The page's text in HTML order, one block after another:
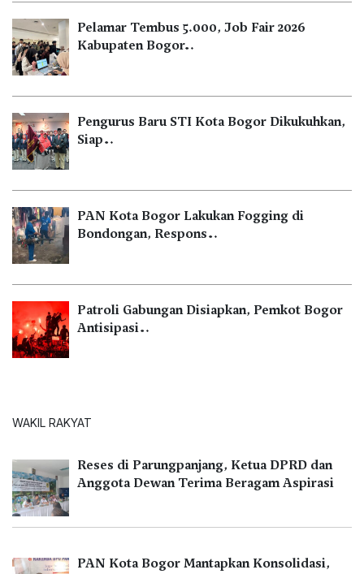
Pelamar Tembus 5.000, Job Fair 2026
Kabupaten Bogor…
Pengurus Baru STI Kota Bogor Dikukuhkan,
Siap…
PAN Kota Bogor Lakukan Fogging di
Bondongan, Respons…
Patroli Gabungan Disiapkan, Pemkot Bogor
Antisipasi…
WAKIL RAKYAT
Reses di Parungpanjang, Ketua DPRD dan
Anggota Dewan Terima Beragam Aspirasi
PAN Kota Bogor Mantapkan Konsolidasi,